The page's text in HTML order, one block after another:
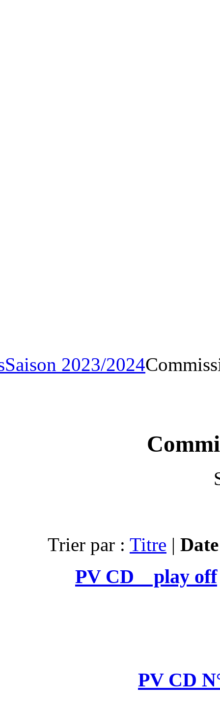
ArchivesSaison 2023/
Trier par :
PV